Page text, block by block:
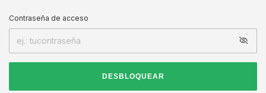
Contraseña de acceso
DESBLOQUEAR